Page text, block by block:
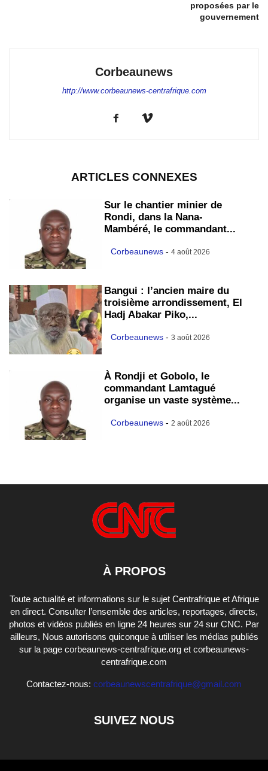
proposées par le
gouvernement
Corbeaunews
http://www.corbeaunews-centrafrique.com
ARTICLES CONNEXES
Sur le chantier minier de
Rondi, dans la Nana-
Mambéré, le commandant...
Corbeaunews - 4 août 2026
Bangui : l’ancien maire du
troisième arrondissement, El
Hadj Abakar Piko,...
Corbeaunews - 3 août 2026
À Rondji et Gobolo, le
commandant Lamtagué
organise un vaste système...
Corbeaunews - 2 août 2026
À PROPOS
Toute actualité et informations sur le sujet Centrafrique et Afrique
en direct. Consulter l’ensemble des articles, reportages, directs,
photos et vidéos publiés en ligne 24 heures sur 24 sur CNC. Par
ailleurs, Nous autorisons quiconque à utiliser les médias publiés
sur la page corbeaunews-centrafrique.org et corbeaunews-
centrafrique.com
Contactez-nous: corbeaunewscentrafrique@gmail.com
SUIVEZ NOUS